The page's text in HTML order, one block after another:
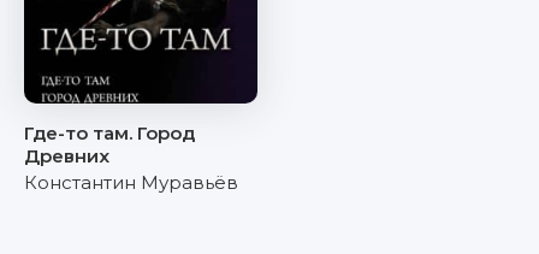
Где-то там. Город
Древних
Константин Муравьёв